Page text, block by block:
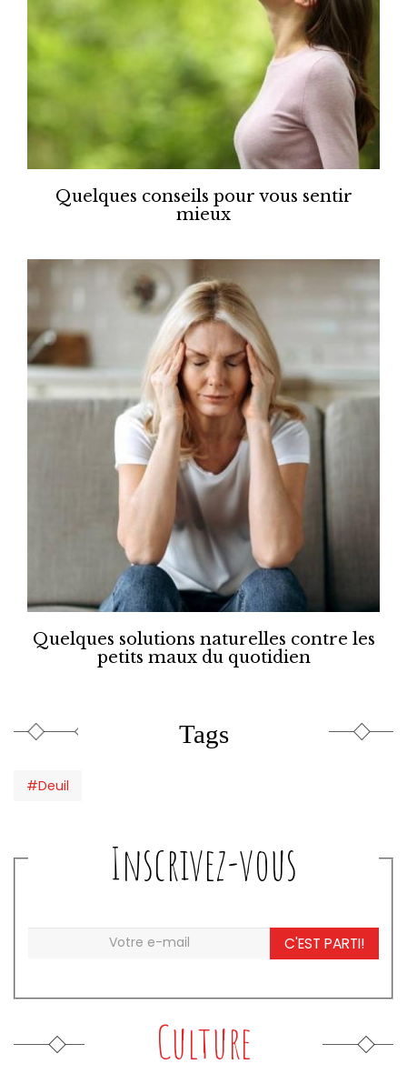
Quelques conseils pour vous sentir
mieux
Quelques solutions naturelles contre les
petits maux du quotidien
Tags
#Deuil
Inscrivez-vous
C'EST PARTI!
Culture